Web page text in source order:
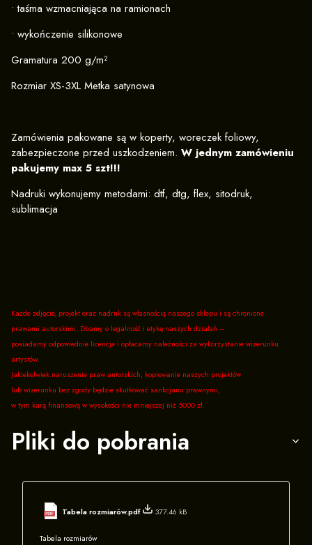
• taśma wzmacniająca na ramionach
• wykończenie silikonowe
Gramatura 200 g/m²
Rozmiar XS-3XL Metka satynowa
Zamówienia pakowane są w koperty, woreczek foliowy,
zabezpieczone przed uszkodzeniem. W jednym zamówieniu
pakujemy max 5 szt!!!
Nadruki wykonujemy metodami: dtf, dtg, flex, sitodruk,
sublimacja
Każde zdjęcie, projekt oraz nadruk są własnością naszego sklepu i są chronione
prawami autorskimi. Dbamy o legalność i etykę naszych działań –
posiadamy odpowiednie licencje i opłacamy należności za wykorzystanie wizerunku
artystów.
Jakiekolwiek naruszenie praw autorskich, kopiowanie naszych projektów
lub wizerunku bez zgody będzie skutkować sankcjami prawnymi,
w tym karą finansową w wysokości nie mniejszej niż 5000 zł.
Pliki do pobrania
Tabela rozmiarów.pdf 377.46 kB
Tabela rozmiarów